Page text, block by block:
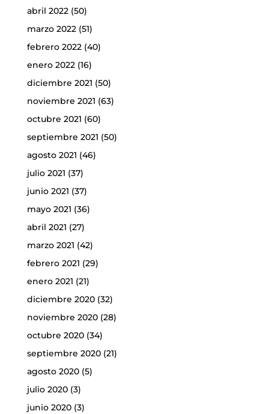
abril 2022(50)
marzo 2022(51)
febrero 2022(40)
enero 2022(16)
diciembre 2021 (50)
noviembre 2021 (63)
octubre 2021 (60)
septiembre 2021 (50)
agosto 2021 (46)
julio 2021 (37)
junio 2021 (37)
mayo 2021 (36)
abril 2021 (27)
marzo 2021 (42)
febrero 2021 (29)
enero 2021 (21)
diciembre 2020(32)
noviembre 2020(28)
octubre 2020(34)
septiembre 2020(21)
agosto 2020(5)
julio 2020(3)
junio 2020(3)